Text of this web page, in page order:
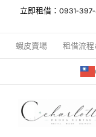
content
立即租借：0931-
蝦皮賣場 租借流